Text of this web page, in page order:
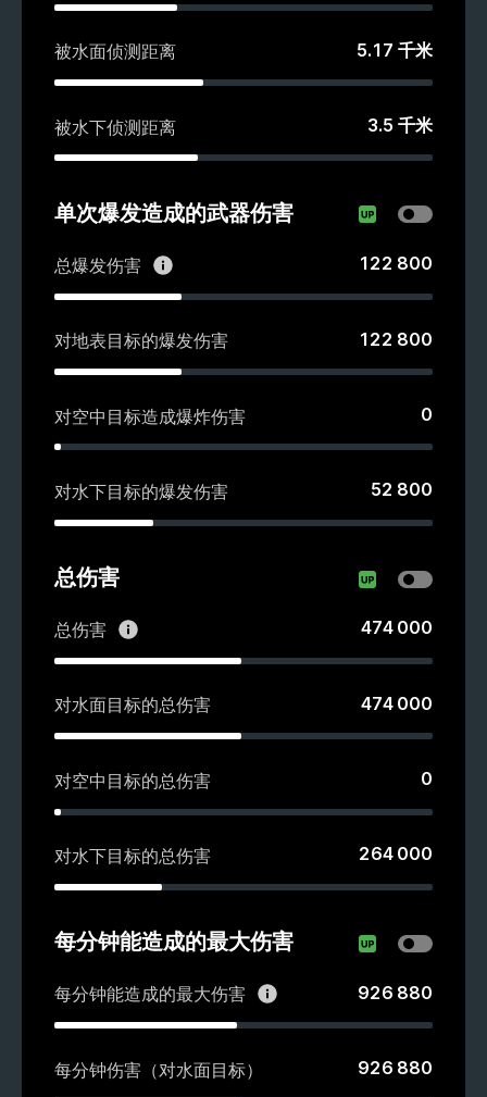
被水面侦测距离 5.17 千米
被水下侦测距离 3.5 千米
单次爆发造成的武器伤害
总爆发伤害 122 800
对地表目标的爆发伤害 122 800
对空中目标造成爆炸伤害 0
对水下目标的爆发伤害 52 800
总伤害
总伤害 474 000
对水面目标的总伤害 474 000
对空中目标的总伤害 0
对水下目标的总伤害 264 000
每分钟能造成的最大伤害
每分钟能造成的最大伤害 926 880
每分钟伤害（对水面目标） 926 880